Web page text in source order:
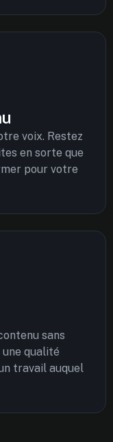
voix. Restez
en sorte que
pour votre
sans
qualité
travail auquel